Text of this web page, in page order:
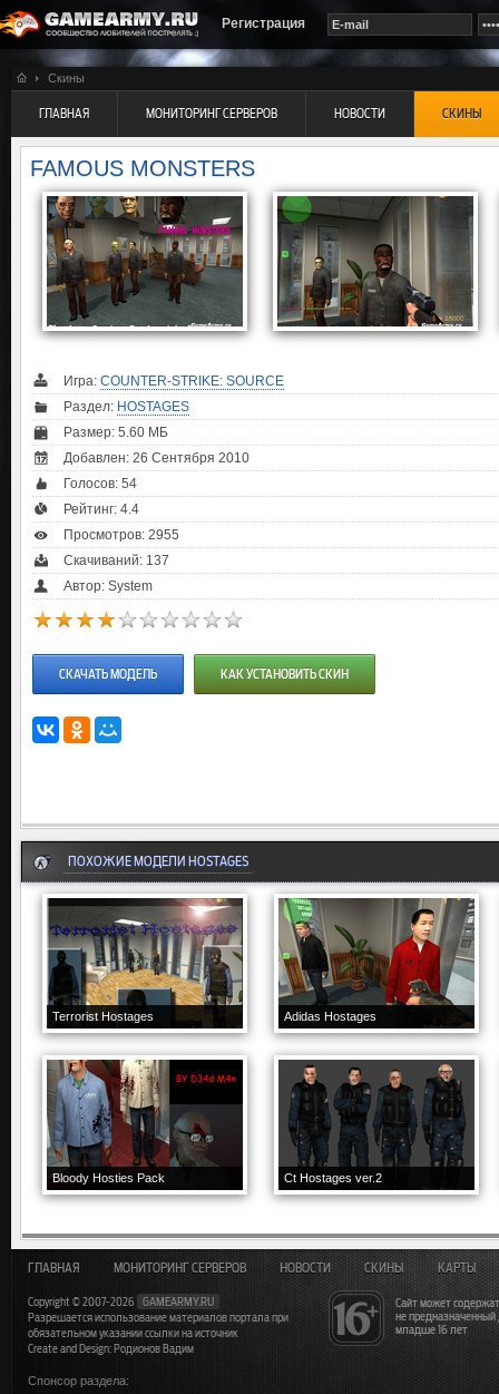
Регистрация
Скины
ГЛАВНАЯ МОНИТОРИНГ СЕРВЕРОВ НОВОСТИ СКИНЫ
FAMOUS MONSTERS
Игра: COUNTER-STRIKE: SOURCE
Раздел: HOSTAGES
Размер: 5.60 МБ
Добавлен: 26 Сентября 2010
Голосов: 54
Рейтинг: 4.4
Просмотров: 2955
Скачиваний: 137
Автор: System
СКАЧАТЬ МОДЕЛЬ КАК УСТАНОВИТЬ СКИН
ПОХОЖИЕ МОДЕЛИ HOSTAGES
Terrorist Hostages Adidas Hostages
Bloody Hosties Pack Ct Hostages ver.2
Сайт может
не
младше 16 лет
ГЛАВНАЯ МОНИТОРИНГ СЕРВЕРОВ НОВОСТИ СКИНЫ КАРТЫ
Copyright © 2007-2026
GAMEARMY.RU
Разрешается использование материалов портала при
обязательном указании ссылки на источник
Create and Design: Родионов Вадим
Спонсор раздела: